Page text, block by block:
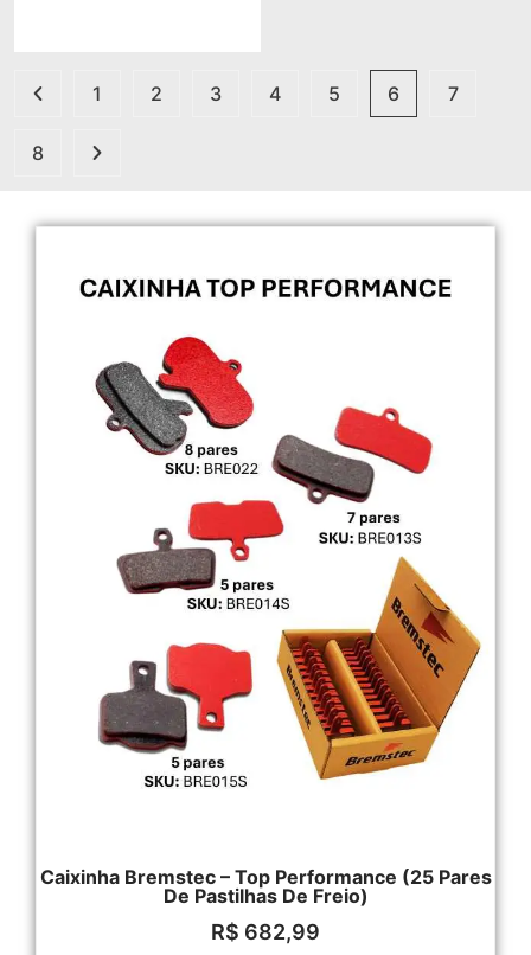
1 2 3 4 5 6 7
8
Caixinha Bremstec – Top Performance (25 Pares
De Pastilhas De Freio)
R$ 682,99